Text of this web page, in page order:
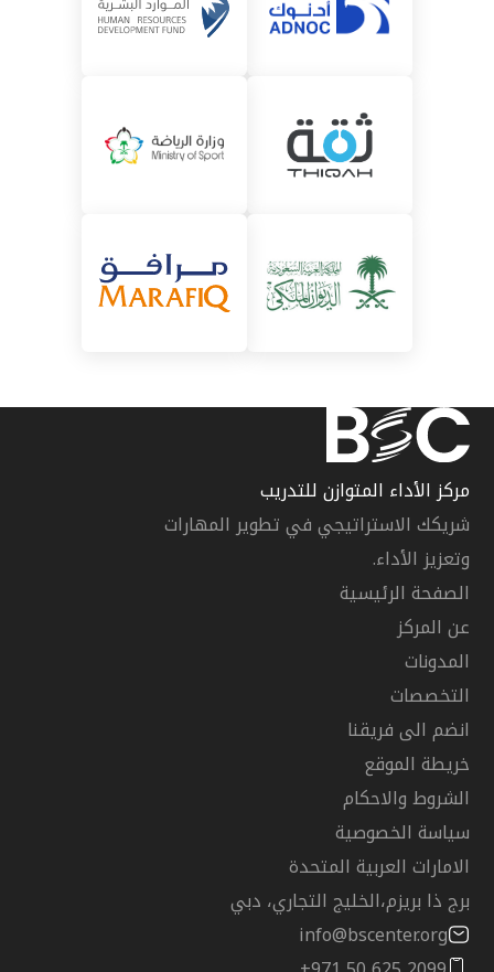
مركز الأداء المتوازن للتدريب
شريكك الاستراتيجي في تطوير المهارات
وتعزيز الأداء.
الصفحة الرئيسية
عن المركز
المدونات
التخصصات
انضم الى فريقنا
خريطة الموقع
الشروط والاحكام
سياسة الخصوصية
الامارات العربية المتحدة
برج ذا بريزم،الخليج التجاري، دبي
info@bscenter.org